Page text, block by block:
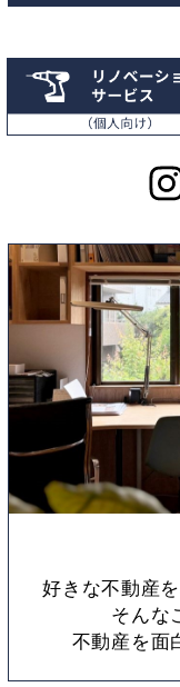
好きな不動産
そんな
不動産を面